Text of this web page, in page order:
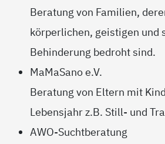
Beratung von Familien,
körperlichen, geistigen und
Behinderung bedroht sind.
MaMaSano e.V.
Beratung von Eltern mit
Lebensjahr z.B. Still- und
AWO-Suchtberatung